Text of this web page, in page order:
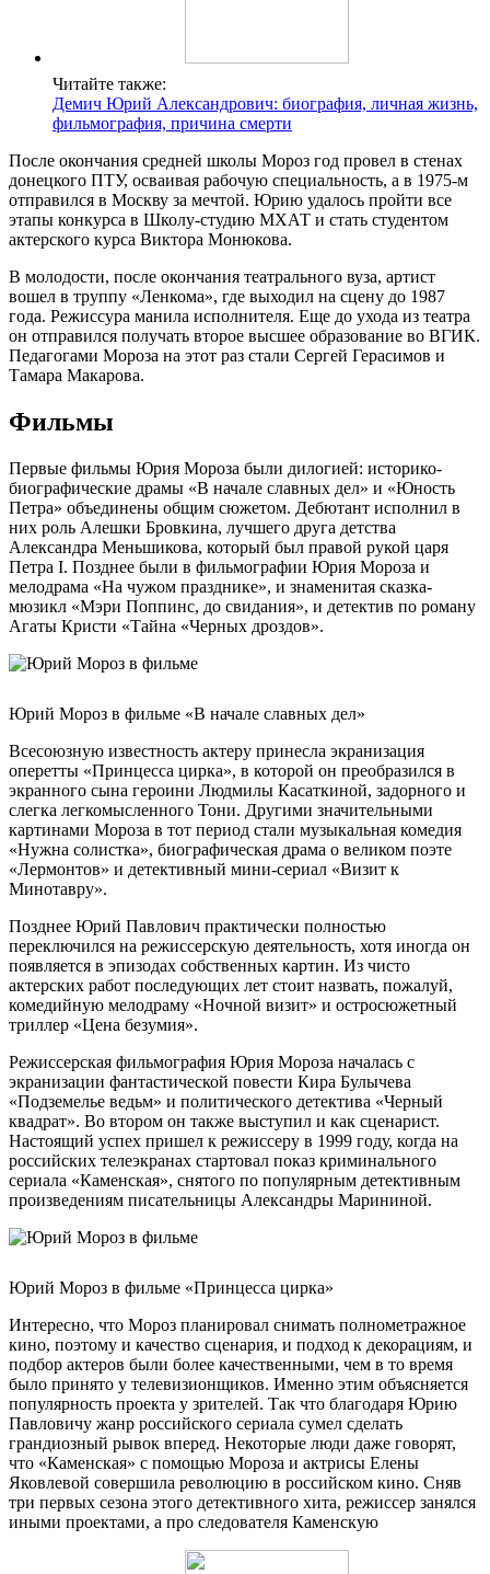
Читайте также:
Демич Юрий Александрович: биография, личная жизнь,
фильмография, причина смерти
После окончания средней школы Мороз год провел в стенах
донецкого ПТУ, осваивая рабочую специальность, а в 1975-м
отправился в Москву за мечтой. Юрию удалось пройти все
этапы конкурса в Школу-студию МХАТ и стать студентом
актерского курса Виктора Монюкова.
В молодости, после окончания театрального вуза, артист
вошел в труппу «Ленкома», где выходил на сцену до 1987
года. Режиссура манила исполнителя. Еще до ухода из театра
он отправился получать второе высшее образование во ВГИК.
Педагогами Мороза на этот раз стали Сергей Герасимов и
Тамара Макарова.
Фильмы
Первые фильмы Юрия Мороза были дилогией: историко-
биографические драмы «В начале славных дел» и «Юность
Петра» объединены общим сюжетом. Дебютант исполнил в
них роль Алешки Бровкина, лучшего друга детства
Александра Меньшикова, который был правой рукой царя
Петра I. Позднее были в фильмографии Юрия Мороза и
мелодрама «На чужом празднике», и знаменитая сказка-
мюзикл «Мэри Поппинс, до свидания», и детектив по роману
Агаты Кристи «Тайна «Черных дроздов».
Юрий Мороз в фильме «В начале славных дел»
Всесоюзную известность актеру принесла экранизация
оперетты «Принцесса цирка», в которой он преобразился в
экранного сына героини Людмилы Касаткиной, задорного и
слегка легкомысленного Тони. Другими значительными
картинами Мороза в тот период стали музыкальная комедия
«Нужна солистка», биографическая драма о великом поэте
«Лермонтов» и детективный мини-сериал «Визит к
Минотавру».
Позднее Юрий Павлович практически полностью
переключился на режиссерскую деятельность, хотя иногда он
появляется в эпизодах собственных картин. Из чисто
актерских работ последующих лет стоит назвать, пожалуй,
комедийную мелодраму «Ночной визит» и остросюжетный
триллер «Цена безумия».
Режиссерская фильмография Юрия Мороза началась с
экранизации фантастической повести Кира Булычева
«Подземелье ведьм» и политического детектива «Черный
квадрат». Во втором он также выступил и как сценарист.
Настоящий успех пришел к режиссеру в 1999 году, когда на
российских телеэкранах стартовал показ криминального
сериала «Каменская», снятого по популярным детективным
произведениям писательницы Александры Марининой.
Юрий Мороз в фильме «Принцесса цирка»
Интересно, что Мороз планировал снимать полнометражное
кино, поэтому и качество сценария, и подход к декорациям, и
подбор актеров были более качественными, чем в то время
было принято у телевизионщиков. Именно этим объясняется
популярность проекта у зрителей. Так что благодаря Юрию
Павловичу жанр российского сериала сумел сделать
грандиозный рывок вперед. Некоторые люди даже говорят,
что «Каменская» с помощью Мороза и актрисы Елены
Яковлевой совершила революцию в российском кино. Сняв
три первых сезона этого детективного хита, режиссер занялся
иными проектами, а про следователя Каменскую